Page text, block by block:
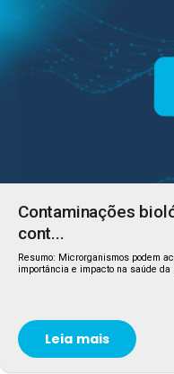
Contaminações
cont...
Resumo: Microrganismos podem
importância e impacto na saúde
Leia mais